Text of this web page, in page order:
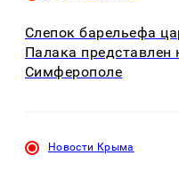
Слепок барельефа
Палака представлен
Симферополе
Новости Крыма